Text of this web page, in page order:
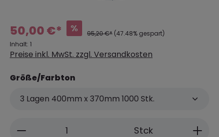
50,00 €* % 95,20 €* (47.48% gespart)
Inhalt: 1
Preise inkl. MwSt. zzgl. Versandkosten
Größe/Farbton
Produkt Anzahl: Gib den
Stck